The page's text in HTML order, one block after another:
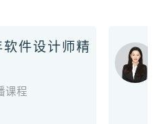
软件设计师精
课程